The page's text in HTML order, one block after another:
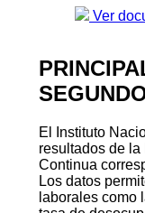
Ver
El Instituto
resultados de
Continua
Los datos
laborales como